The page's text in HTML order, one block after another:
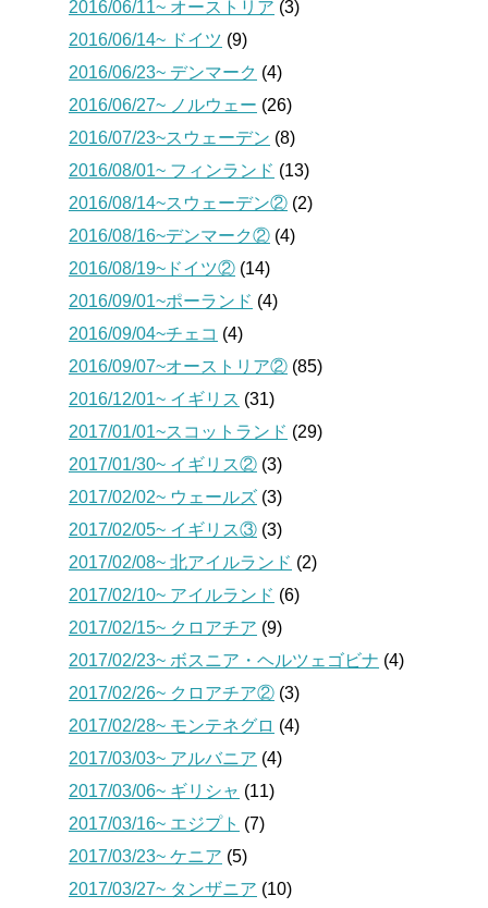
2016/06/11~ オーストリア (3)
2016/06/14~ ドイツ (9)
2016/06/23~ デンマーク (4)
2016/06/27~ ノルウェー (26)
2016/07/23~スウェーデン (8)
2016/08/01~ フィンランド (13)
2016/08/14~スウェーデン② (2)
2016/08/16~デンマーク② (4)
2016/08/19~ドイツ② (14)
2016/09/01~ポーランド (4)
2016/09/04~チェコ (4)
2016/09/07~オーストリア② (85)
2016/12/01~ イギリス (31)
2017/01/01~スコットランド (29)
2017/01/30~ イギリス② (3)
2017/02/02~ ウェールズ (3)
2017/02/05~ イギリス③ (3)
2017/02/08~ 北アイルランド (2)
2017/02/10~ アイルランド (6)
2017/02/15~ クロアチア (9)
2017/02/23~ ボスニア・ヘルツェゴビナ (4)
2017/02/26~ クロアチア② (3)
2017/02/28~ モンテネグロ (4)
2017/03/03~ アルバニア (4)
2017/03/06~ ギリシャ (11)
2017/03/16~ エジプト (7)
2017/03/23~ ケニア (5)
2017/03/27~ タンザニア (10)